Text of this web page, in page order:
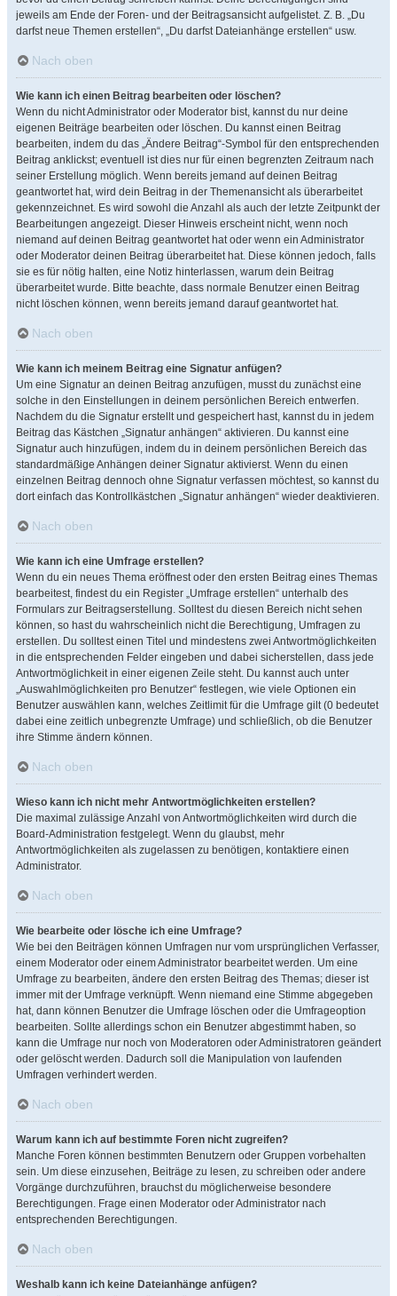
jeweils am Ende der Foren- und der Beitragsansicht aufgelistet. Z. B. „Du
darfst neue Themen erstellen“, „Du darfst Dateianhänge erstellen“ usw.
Nach oben
Wie kann ich einen Beitrag bearbeiten oder löschen?
Wenn du nicht Administrator oder Moderator bist, kannst du nur deine
eigenen Beiträge bearbeiten oder löschen. Du kannst einen Beitrag
bearbeiten, indem du das „Ändere Beitrag“-Symbol für den entsprechenden
Beitrag anklickst; eventuell ist dies nur für einen begrenzten Zeitraum nach
seiner Erstellung möglich. Wenn bereits jemand auf deinen Beitrag
geantwortet hat, wird dein Beitrag in der Themenansicht als überarbeitet
gekennzeichnet. Es wird sowohl die Anzahl als auch der letzte Zeitpunkt der
Bearbeitungen angezeigt. Dieser Hinweis erscheint nicht, wenn noch
niemand auf deinen Beitrag geantwortet hat oder wenn ein Administrator
oder Moderator deinen Beitrag überarbeitet hat. Diese können jedoch, falls
sie es für nötig halten, eine Notiz hinterlassen, warum dein Beitrag
überarbeitet wurde. Bitte beachte, dass normale Benutzer einen Beitrag
nicht löschen können, wenn bereits jemand darauf geantwortet hat.
Nach oben
Wie kann ich meinem Beitrag eine Signatur anfügen?
Um eine Signatur an deinen Beitrag anzufügen, musst du zunächst eine
solche in den Einstellungen in deinem persönlichen Bereich entwerfen.
Nachdem du die Signatur erstellt und gespeichert hast, kannst du in jedem
Beitrag das Kästchen „Signatur anhängen“ aktivieren. Du kannst eine
Signatur auch hinzufügen, indem du in deinem persönlichen Bereich das
standardmäßige Anhängen deiner Signatur aktivierst. Wenn du einen
einzelnen Beitrag dennoch ohne Signatur verfassen möchtest, so kannst du
dort einfach das Kontrollkästchen „Signatur anhängen“ wieder deaktivieren.
Nach oben
Wie kann ich eine Umfrage erstellen?
Wenn du ein neues Thema eröffnest oder den ersten Beitrag eines Themas
bearbeitest, findest du ein Register „Umfrage erstellen“ unterhalb des
Formulars zur Beitragserstellung. Solltest du diesen Bereich nicht sehen
können, so hast du wahrscheinlich nicht die Berechtigung, Umfragen zu
erstellen. Du solltest einen Titel und mindestens zwei Antwortmöglichkeiten
in die entsprechenden Felder eingeben und dabei sicherstellen, dass jede
Antwortmöglichkeit in einer eigenen Zeile steht. Du kannst auch unter
„Auswahlmöglichkeiten pro Benutzer“ festlegen, wie viele Optionen ein
Benutzer auswählen kann, welches Zeitlimit für die Umfrage gilt (0 bedeutet
dabei eine zeitlich unbegrenzte Umfrage) und schließlich, ob die Benutzer
ihre Stimme ändern können.
Nach oben
Wieso kann ich nicht mehr Antwortmöglichkeiten erstellen?
Die maximal zulässige Anzahl von Antwortmöglichkeiten wird durch die
Board-Administration festgelegt. Wenn du glaubst, mehr
Antwortmöglichkeiten als zugelassen zu benötigen, kontaktiere einen
Administrator.
Nach oben
Wie bearbeite oder lösche ich eine Umfrage?
Wie bei den Beiträgen können Umfragen nur vom ursprünglichen Verfasser,
einem Moderator oder einem Administrator bearbeitet werden. Um eine
Umfrage zu bearbeiten, ändere den ersten Beitrag des Themas; dieser ist
immer mit der Umfrage verknüpft. Wenn niemand eine Stimme abgegeben
hat, dann können Benutzer die Umfrage löschen oder die Umfrageoption
bearbeiten. Sollte allerdings schon ein Benutzer abgestimmt haben, so
kann die Umfrage nur noch von Moderatoren oder Administratoren geändert
oder gelöscht werden. Dadurch soll die Manipulation von laufenden
Umfragen verhindert werden.
Nach oben
Warum kann ich auf bestimmte Foren nicht zugreifen?
Manche Foren können bestimmten Benutzern oder Gruppen vorbehalten
sein. Um diese einzusehen, Beiträge zu lesen, zu schreiben oder andere
Vorgänge durchzuführen, brauchst du möglicherweise besondere
Berechtigungen. Frage einen Moderator oder Administrator nach
entsprechenden Berechtigungen.
Nach oben
Weshalb kann ich keine Dateianhänge anfügen?